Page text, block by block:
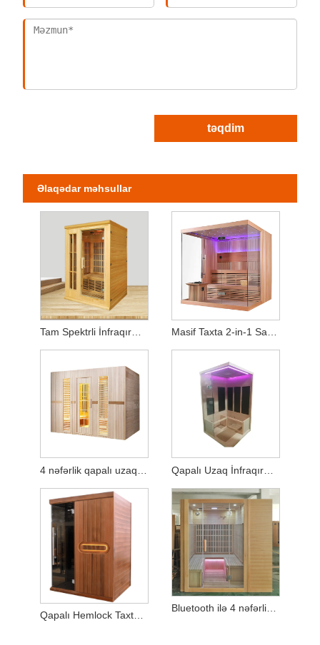
təqdim
Əlaqədar məhsullar
Tam Spektrli İnfraqırmızı Ev Saunası (2 nəfərlik)
Qapalı Uzaq İnfraqırmızı Sauna 2-3 nəfərlik Hemlock Wood
Qapalı Hemlock Taxta 2-3 nəfərlik Quru Sauna Otağı
Bluetooth ilə 4 nəfərlik qapalı sauna otağı